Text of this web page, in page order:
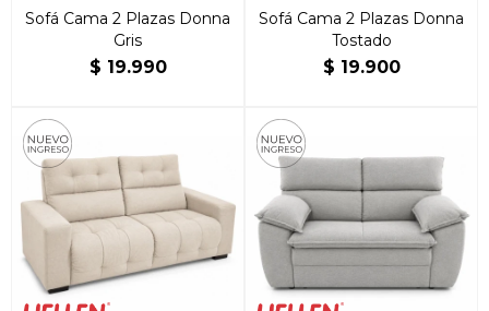
Sofá Cama 2 Plazas Donna
Gris
$ 19.990
Sofá Cama 2 Plazas Donna
Tostado
$ 19.900